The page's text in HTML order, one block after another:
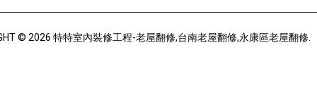
© 2026 特特室內裝修工程-老屋翻修,台南老屋翻修,永康區老屋翻修.